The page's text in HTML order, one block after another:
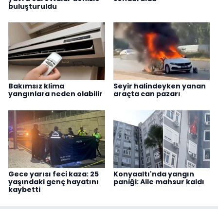
buluşturuldu
Bakımsız klima
yangınlara neden olabilir
Seyir halindeyken yanan
araçta can pazarı
Gece yarısı feci kaza: 25
yaşındaki genç hayatını
kaybetti
Konyaaltı'nda yangın
paniği: Aile mahsur kaldı